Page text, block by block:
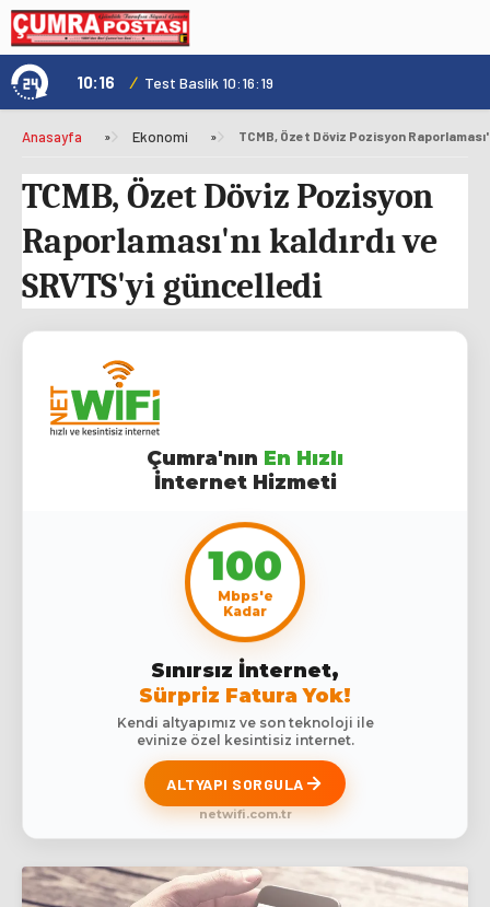
10:16 / Test Baslik 10:16:19
Anasayfa » Ekonomi »
TCMB, Özet Döviz Pozisyon
Raporlaması'nı kaldırdı ve
SRVTS'yi güncelledi
Çumra'nın En Hızlı
İnternet Hizmeti
100
Mbps'e
Kadar
Sınırsız İnternet,
Sürpriz Fatura Yok!
Kendi altyapımız ve son teknoloji ile
evinize özel kesintisiz internet.
ALTYAPI SORGULA
netwifi.com.tr